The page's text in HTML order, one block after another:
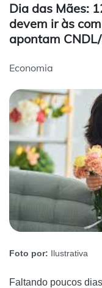
Dia das Mães:
devem ir às
apontam
Economia
Foto por: Ilustrativa
Faltando poucos